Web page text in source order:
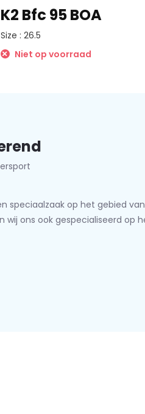
K2 Bfc 95 BOA
Size : 26.5
Niet op voorraad
speciaalzaak op het gebied
wij ons ook gespecialiseerd op